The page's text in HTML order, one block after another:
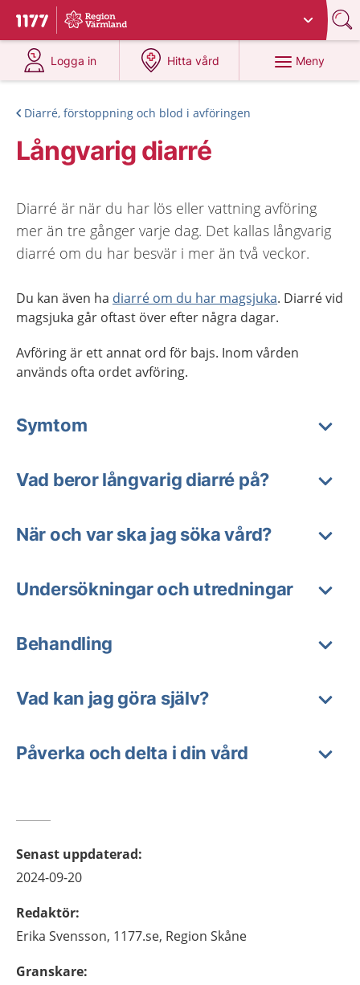
Till startsidan för 1177
Du har valt region
Logga in
på 1177.se
Hitta vård
på 1177.se
Meny
Diarré, förstoppning och blod i avföringen
Långvarig diarré
Diarré är när du har lös eller vattning avföring
mer än tre gånger varje dag. Det kallas långvarig
diarré om du har besvär i mer än två veckor.
Du kan även ha diarré om du har magsjuka. Diarré vid
magsjuka går oftast över efter några dagar.
Avföring är ett annat ord för bajs. Inom vården
används ofta ordet avföring.
Symtom
Vad beror långvarig diarré på?
När och var ska jag söka vård?
Undersökningar och utredningar
Behandling
Vad kan jag göra själv?
Påverka och delta i din vård
Senast uppdaterad:
2024-09-20
Redaktör:
Erika Svensson, 1177.se, Region Skåne
Granskare: